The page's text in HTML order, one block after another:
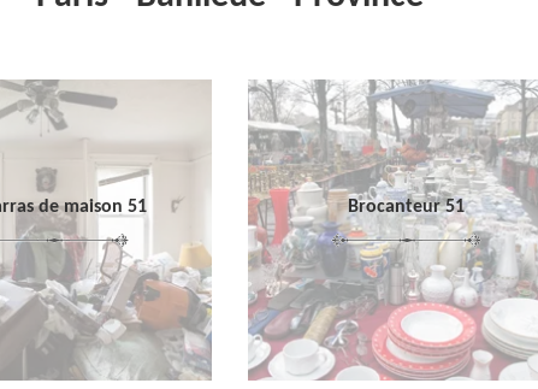
de maison 51 Brocanteur 51